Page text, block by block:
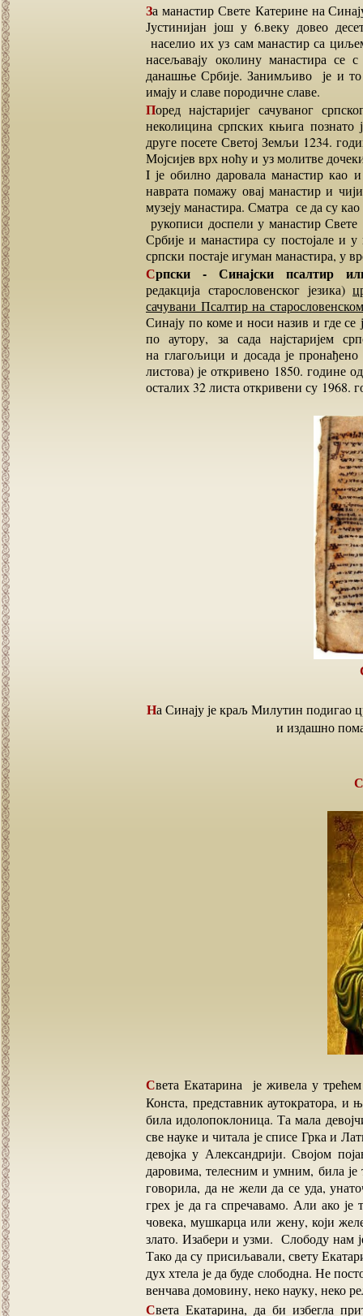
За манастир Свете Катерине на Синају везан је и део српске историје. Познато је да је цар
Јустинијан још у 6.веку довео
населио их уз сам манастир са
насељавају околину манастира се
данашње Србије. Занимљиво је и то
имају и славе породичне славе.
Поред најстаријег сачуваног српског псалтира који се чува у библиотеци као и још
неколицина српских књига познато
друге посете Светој Земљи 1234.
Мојсијев врх ноћу и уз молитве
I је обилно даровала манастир
наврата помажу овај манастир и
музеју манастира. Сматра се да су
рукописи доспели у манастир
Србије и манастира су постојале и
српски постаје игуман манастира, у
Српски - Синајски псалтир
редакција старословенског језика)
сачувани Псалтир на
Синају по коме и носи називи где се
по аутору, за сада најстаријем
на глагољици и досада је
листова) је откривено 1850. године
осталих 32 листа откривени су 1968.
На Синају је краљ Милутин подигао цркву Светог Стефана при храму Пресвете Богородице
и издашно
Света Екатарина је живела у трећем веку после Христа. Рођена је у Александрији. Отац
Конста, представник аутократора,
била идолопоклоница. Та мала
све науке и читала је списе Грка и
девојка у Александрији. Својом
даровима, телесним и умним, била
говорила, да не жели да се уда,
грех је да га спречавамо. Али ако је
човека, мушкарца или жену, који
злато. Изабери и узми. Слободу нам
Тако да су присиљавали, свету
дух хтела је да буде слободна. Не
венчава домовину, неко науку, неко
Света Екатарина, да би избегла притиске, употребила је једну мудру досетку. Зашто је